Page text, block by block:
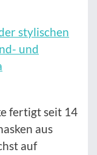
stylischen
und
fertigt seit 14
aus
auf